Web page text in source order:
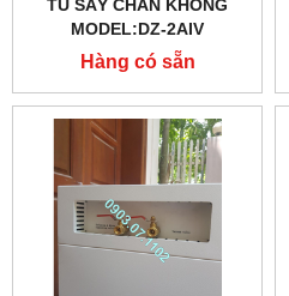
TỦ SẤY CHÂN KHÔNG
MODEL:DZ-2AIV
Hàng có sẵn